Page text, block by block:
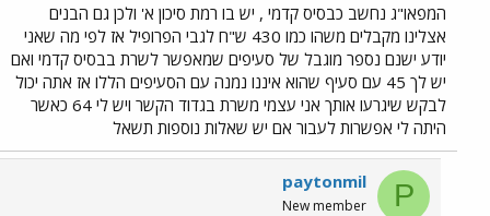
המפאו"ג נחשב כבסיס קדמי , יש בו רמת סיכון א' ולכן גם הבנים
אצלינו מקבלים משהו כמו 430 ש"ח לגבי הפרופיל אז לפי מה שאני
יודע ישנם נספר מוגבל של סעיפים שמאפשר לשרת בבסיס קדמי ואם
יש לך 45 עם סעיף שהוא איננו נמנה עם הסעיפים הללו אז אתה יכול
לבקש שיגרעו אותך אני עצמי משרת בגדוד הקשר ויש לי 64 כאשר
היתה לי אפשרות לעבור אם יש שאלות נוספות תשאל
P
paytonmil
New member